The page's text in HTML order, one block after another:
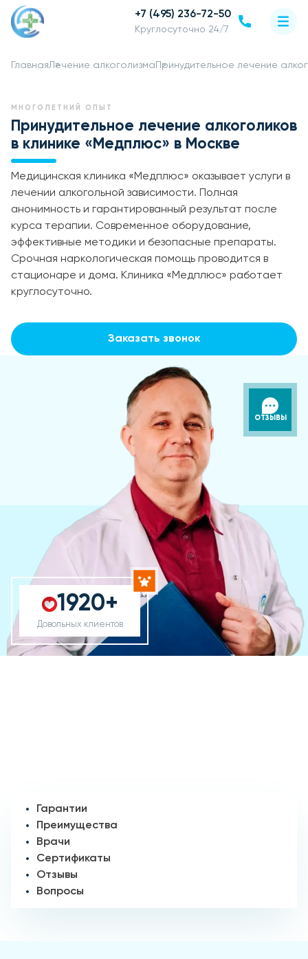
+7 (495) 236-72-50
Круглосуточно 24/7
ГлавнаяЛечение алкоголизма Принудительное лечение
МНОГОЛЕТНИЙ ОПЫТ
Принудительное лечение алкоголиков
в клинике «Медплюс» в Москве
Медицинская клиника «Медплюс» оказывает услуги в
лечении алкогольной зависимости. Полная
анонимность и гарантированный результат после
курса терапии. Современное оборудование,
эффективные методики и безопасные препараты.
Срочная наркологическая помощь проводится в
стационаре и дома. Клиника «Медплюс» работает
круглосуточно.
Заказать звонок
1920+
Довольных клиентов
ОТЗЫВЫ
Гарантии
Преимущества
Врачи
Сертификаты
Отзывы
Вопросы